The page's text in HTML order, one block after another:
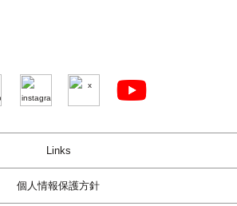
Links
個人情報保護方針